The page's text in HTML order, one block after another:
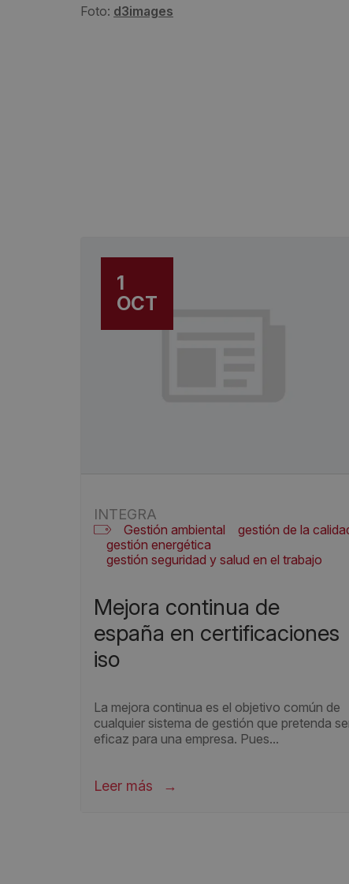
Foto: d3images
1
OCT
INTEGRA
Gestión ambiental
gestión de la
gestión energética
gestión seguridad y salud en el trabajo
mejora continua de
españa en certificaciones
iso
La mejora continua es el objetivo común de
cualquier sistema de gestión que pretenda
eficaz para una empresa. Pues...
Leer más